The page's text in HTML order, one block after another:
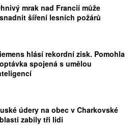
mrak nad Francií může
šíření lesních požárů
hlásí rekordní zisk. Pomohla
spojená s umělou
údery na obec v Charkovské
zabily tři lidi